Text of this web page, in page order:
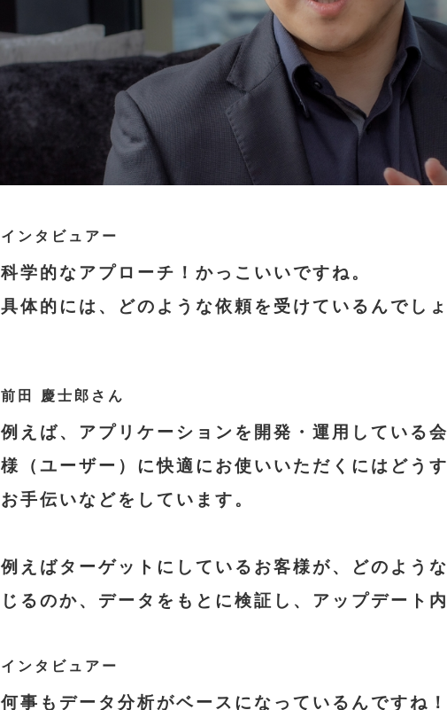
科学的なアプローチ！かっこいいですね。
具体的には、どのような依頼を受けているんでしょ
例えば、アプリケーションを開発・運用している
様（ユーザー）に快適にお使いいただくにはどう
お手伝いなどをしています。
例えばターゲットにしているお客様が、どのよう
じるのか、データをもとに検証し、アップデート
何事もデータ分析がベースになっているんですね！